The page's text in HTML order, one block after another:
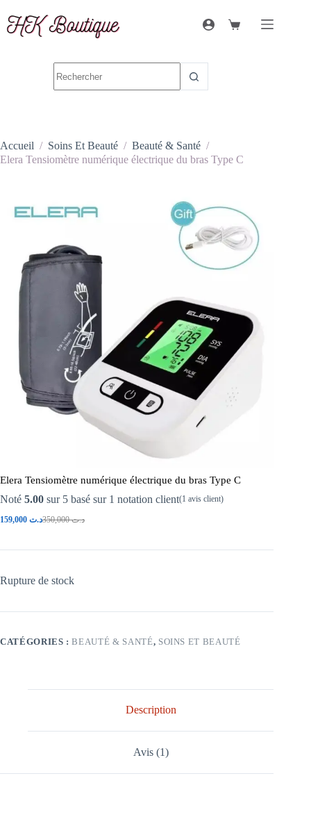
Accueil / Soins Et Beauté / Beauté & Santé /
Elera Tensiomètre numérique électrique du bras Type C
Elera Tensiomètre numérique électrique du bras Type C
Noté 5.00 sur 5 basé sur 1 notation client(1 avis client)
د.ت350,000 د.ت
Rupture de stock
CATÉGORIES :BEAUTÉ & SANTÉ, SOINS ET BEAUTÉ
Description
Avis (1)